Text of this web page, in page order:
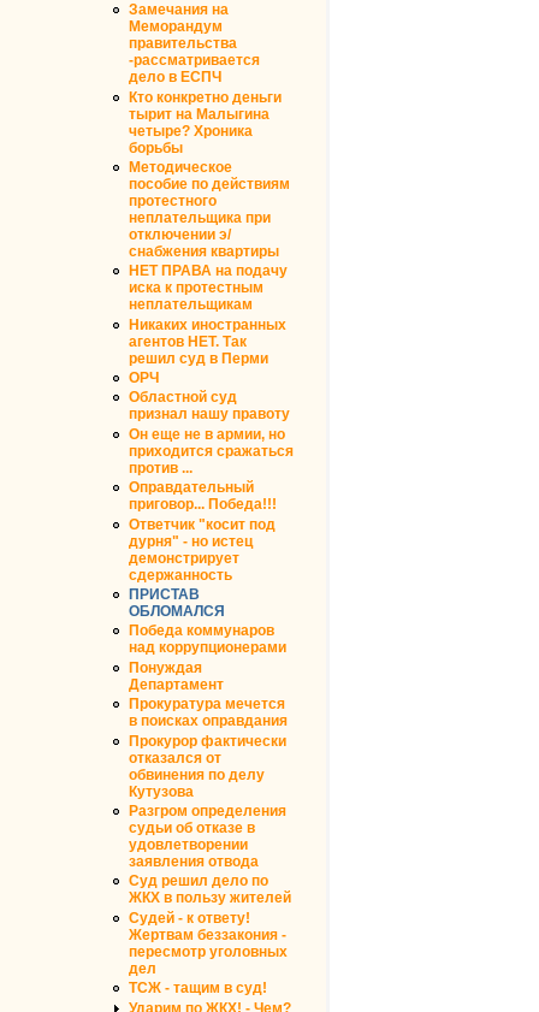
Замечания на
Меморандум
правительства
-рассматривается
дело в ЕСПЧ
Кто конкретно деньги
тырит на Малыгина
четыре? Хроника
борьбы
Методическое
пособие по действиям
протестного
неплательщика при
отключении э/
снабжения квартиры
НЕТ ПРАВА на подачу
иска к протестным
неплательщикам
Никаких иностранных
агентов НЕТ. Так
решил суд в Перми
ОРЧ
Областной суд
признал нашу правоту
Он еще не в армии, но
приходится сражаться
против ...
Оправдательный
приговор... Победа!!!
Ответчик "косит под
дурня" - но истец
демонстрирует
сдержанность
ПРИСТАВ
ОБЛОМАЛСЯ
Победа коммунаров
над коррупционерами
Понуждая
Департамент
Прокуратура мечется
в поисках оправдания
Прокурор фактически
отказался от
обвинения по делу
Кутузова
Разгром определения
судьи об отказе в
удовлетворении
заявления отвода
Суд решил дело по
ЖКХ в пользу жителей
Судей - к ответу!
Жертвам беззакония -
пересмотр уголовных
дел
ТСЖ - тащим в суд!
Ударим по ЖКХ! - Чем?